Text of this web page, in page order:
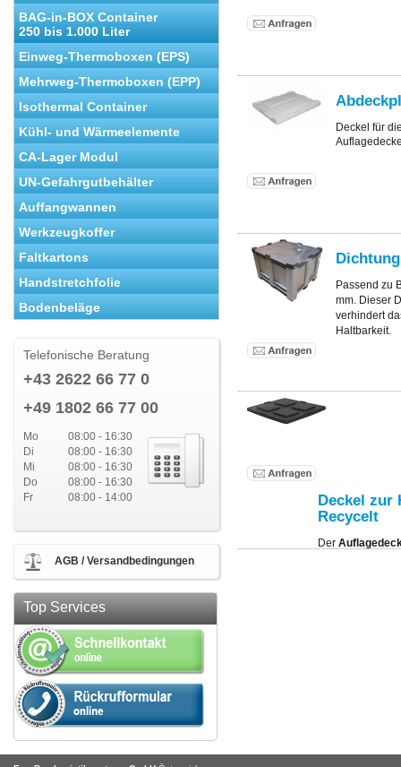
BAG-in-BOX Container
250 bis 1.000 Liter
Einweg-Thermoboxen (EPS)
Mehrweg-Thermoboxen (EPP)
Isothermal Container
Kühl- und Wärmeelemente
CA-Lager Modul
UN-Gefahrgutbehälter
Auffangwannen
Werkzeugkoffer
Faltkartons
Handstretchfolie
Bodenbeläge
Telefonische Beratung
+43 2622 66 77 0
+49 1802 66 77 00
Mo
08:00 - 16:30
Di
08:00 - 16:30
Mi
08:00 - 16:30
Do
08:00 - 16:30
Fr
08:00 - 14:00
AGB / Versandbedingungen
Top Services
Deckel für
Passend zu
mm. Dieser
verhindert
Haltbarkeit.
Deckel zur
Recycelt
Der